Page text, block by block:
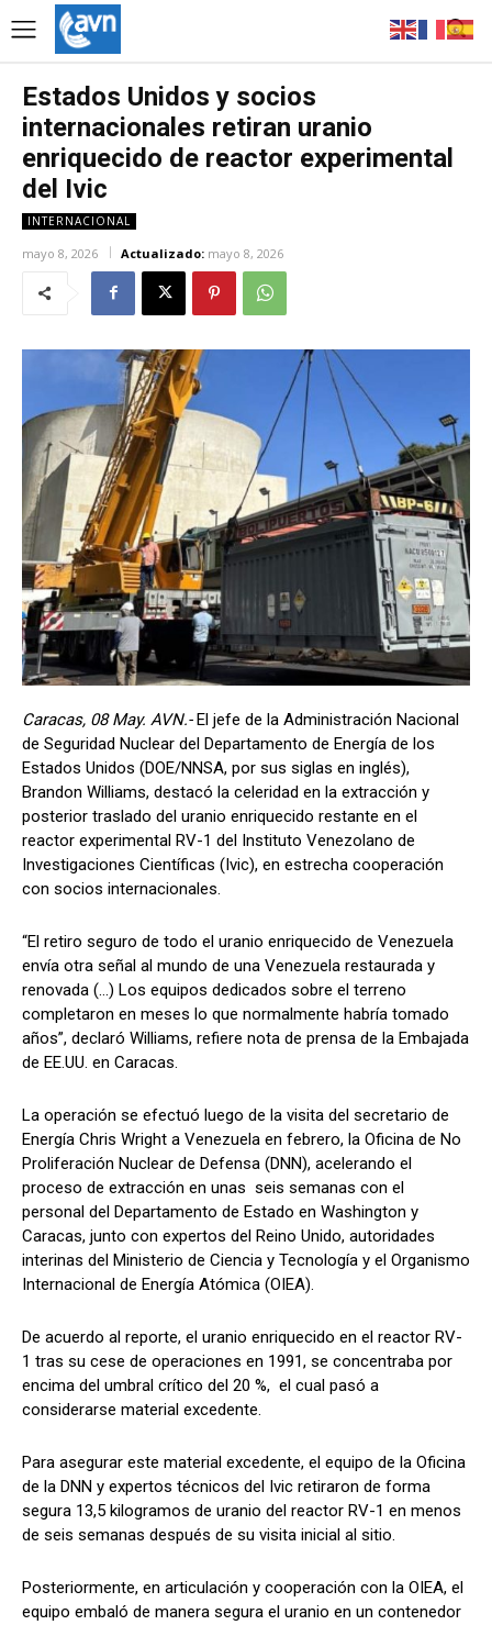
Estados Unidos y socios
internacionales retiran uranio
enriquecido de reactor experimental
del Ivic
INTERNACIONAL
mayo 8, 2026 Actualizado: mayo 8, 2026
Caracas, 08 May. AVN.-El jefe de la Administración Nacional
de Seguridad Nuclear del Departamento de Energía de los
Estados Unidos (DOE/NNSA, por sus siglas en inglés),
Brandon Williams, destacó la celeridad en la extracción y
posterior traslado del uranio enriquecido restante en el
reactor experimental RV-1 del Instituto Venezolano de
Investigaciones Científicas (Ivic), en estrecha cooperación
con socios internacionales.
“El retiro seguro de todo el uranio enriquecido de Venezuela
envía otra señal al mundo de una Venezuela restaurada y
renovada (…) Los equipos dedicados sobre el terreno
completaron en meses lo que normalmente habría tomado
años”, declaró Williams, refiere nota de prensa de la Embajada
de EE.UU. en Caracas.
La operación se efectuó luego de la visita del secretario de
Energía Chris Wright a Venezuela en febrero, la Oficina de No
Proliferación Nuclear de Defensa (DNN), acelerando el
proceso de extracción en unas seis semanas con el
personal del Departamento de Estado en Washington y
Caracas, junto con expertos del Reino Unido, autoridades
interinas del Ministerio de Ciencia y Tecnología y el Organismo
Internacional de Energía Atómica (OIEA).
De acuerdo al reporte, el uranio enriquecido en el reactor RV-
1 tras su cese de operaciones en 1991, se concentraba por
encima del umbral crítico del 20 %, el cual pasó a
considerarse material excedente.
Para asegurar este material excedente, el equipo de la Oficina
de la DNN y expertos técnicos del Ivic retiraron de forma
segura 13,5 kilogramos de uranio del reactor RV-1 en menos
de seis semanas después de su visita inicial al sitio.
Posteriormente, en articulación y cooperación con la OIEA, el
equipo embaló de manera segura el uranio en un contenedor